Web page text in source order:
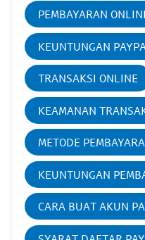
PEMBAYARAN
KEUNTUNGAN
TRANSAKSI ONLINE
KEAMANAN
METODE
KEUNTUNGAN
CARA BUAT AKUN